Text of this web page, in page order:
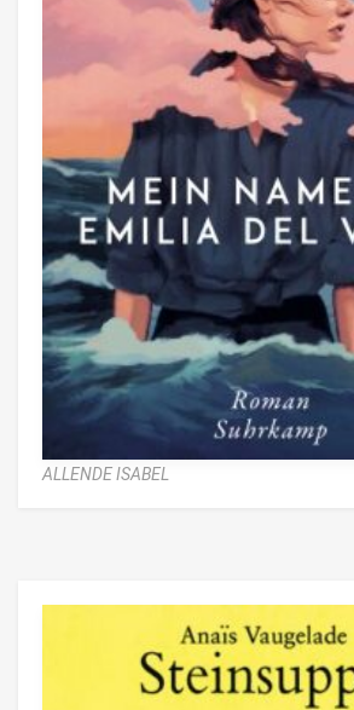
ALLENDE ISABEL